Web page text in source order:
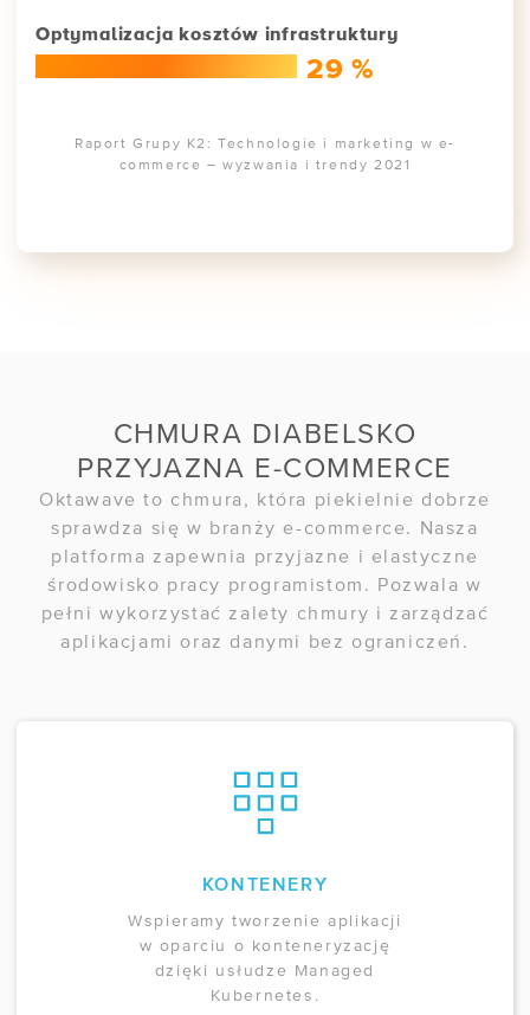
Optymalizacja kosztów infrastruktury
29 %
Raport Grupy K2: Technologie i marketing w e-
commerce – wyzwania i trendy 2021
CHMURA DIABELSKO
PRZYJAZNA E-COMMERCE
Oktawave to chmura, która piekielnie dobrze
sprawdza się w branży e-commerce. Nasza
platforma zapewnia przyjazne i elastyczne
środowisko pracy programistom. Pozwala w
pełni wykorzystać zalety chmury i zarządzać
aplikacjami oraz danymi bez ograniczeń.
KONTENERY
Wspieramy tworzenie aplikacji
w oparciu o konteneryzację
dzięki usłudze Managed
Kubernetes.